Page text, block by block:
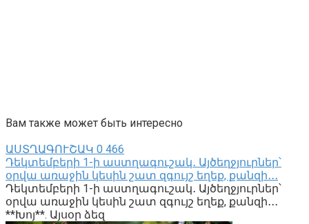
Вам также может быть интересно
ԱՍՏՂԱԳՈՒՇԱԿ 0 466
Դեկտեմբերի 1-ի աստղագուշակ․ Այծեղջյուրներ՝
օրվա առաջին կեսին շատ զգույշ եղեք, քանզի․․․
Դեկտեմբերի 1-ի աստղագուշակ․ Այծեղջյուրներ՝
օրվա առաջին կեսին շատ զգույշ եղեք, քանզի․․․
**Խոյ**. Այսօր ձեզ